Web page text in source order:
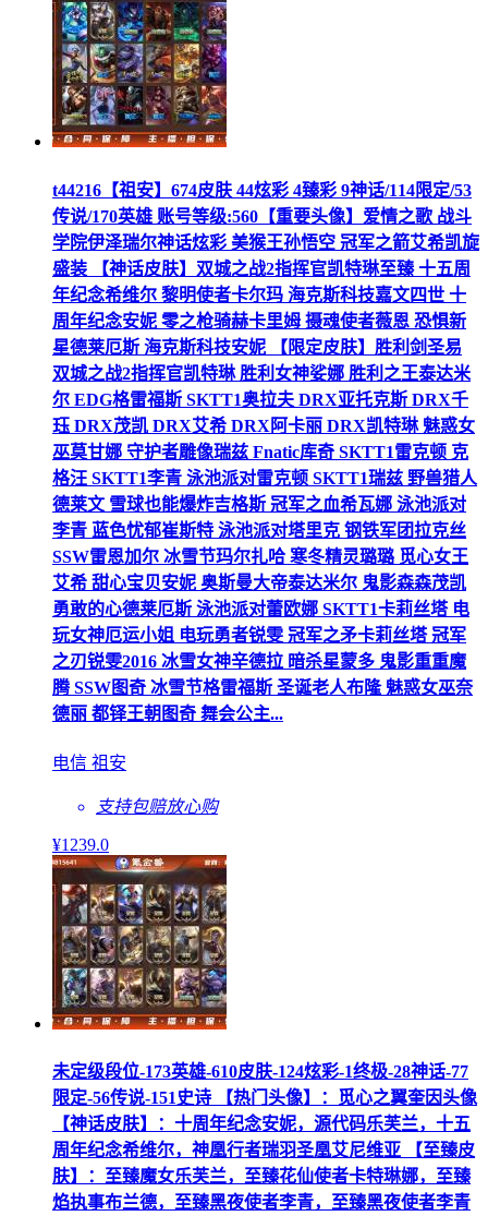
t44216【祖安】674皮肤 44炫彩 4臻彩 9神话/114限定/53
传说/170英雄 账号等级:560【重要头像】爱情之歌 战斗
学院伊泽瑞尔神话炫彩 美猴王孙悟空 冠军之箭艾希凯旋
盛装 【神话皮肤】双城之战2指挥官凯特琳至臻 十五周
年纪念希维尔 黎明使者卡尔玛 海克斯科技嘉文四世 十
周年纪念安妮 零之枪骑赫卡里姆 摄魂使者薇恩 恐惧新
星德莱厄斯 海克斯科技安妮 【限定皮肤】胜利剑圣易
双城之战2指挥官凯特琳 胜利女神娑娜 胜利之王泰达米
尔 EDG格雷福斯 SKTT1奥拉夫 DRX亚托克斯 DRX千
珏 DRX茂凯 DRX艾希 DRX阿卡丽 DRX凯特琳 魅惑女
巫莫甘娜 守护者雕像瑞兹 Fnatic库奇 SKTT1雷克顿 克
格汪 SKTT1李青 泳池派对雷克顿 SKTT1瑞兹 野兽猎人
德莱文 雪球也能爆炸吉格斯 冠军之血希瓦娜 泳池派对
李青 蓝色忧郁崔斯特 泳池派对塔里克 钢铁军团拉克丝
SSW雷恩加尔 冰雪节玛尔扎哈 寒冬精灵璐璐 觅心女王
艾希 甜心宝贝安妮 奥斯曼大帝泰达米尔 鬼影森森茂凯
勇敢的心德莱厄斯 泳池派对蕾欧娜 SKTT1卡莉丝塔 电
玩女神厄运小姐 电玩勇者锐雯 冠军之矛卡莉丝塔 冠军
之刃锐雯2016 冰雪女神辛德拉 暗杀星蒙多 鬼影重重魔
腾 SSW图奇 冰雪节格雷福斯 圣诞老人布隆 魅惑女巫奈
德丽 都铎王朝图奇 舞会公主...
电信 祖安
支持包赔放心购
¥1239.0
未定级段位-173英雄-610皮肤-124炫彩-1终极-28神话-77
限定-56传说-151史诗 【热门头像】：觅心之翼奎因头像
【神话皮肤】：十周年纪念安妮，源代码乐芙兰，十五
周年纪念希维尔，神凰行者瑞羽圣凰艾尼维亚 【至臻皮
肤】：至臻魔女乐芙兰，至臻花仙使者卡特琳娜，至臻
焰执事布兰德，至臻黑夜使者李青，至臻黑夜使者李青